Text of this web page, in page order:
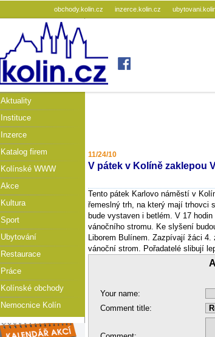
obchody.kolin.cz inzerce.kolin.cz
Aktuality
Instituce
Inzerce
Katalog firem
Kolínské WWW
Akce
Kultura
Sport
Ubytování
Restaurace
Práce
Kolínské obchody
Nemocnice Kolín
11/24/10
V pátek v Kolíně zaklepou
Tento pátek Karlovo náměstí v
řemeslný trh, na který mají trhovci
bude vystaven i betlém. V 17
vánočního stromu. Ke slyšení
Liborem Bulínem. Zazpívají žáci
vánoční strom. Pořadatelé slibují
Your name:
Comment title: